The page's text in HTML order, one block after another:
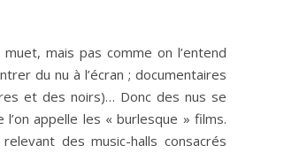
mais pas comme on l’entend
du nu à l’écran ; documentaires
et des noirs)… Donc des nus se
appelle les « burlesque » films.
des music-halls consacrés